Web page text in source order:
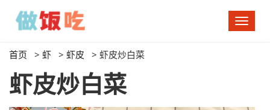
切
换
首页 > 虾 > 虾皮 > 虾皮炒白菜
虾皮炒白菜